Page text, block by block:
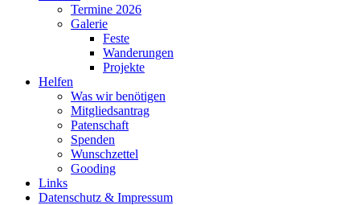
Termine 2026
Galerie
Feste
Wanderungen
Projekte
Helfen
Was wir benötigen
Mitgliedsantrag
Patenschaft
Spenden
Wunschzettel
Gooding
Links
Datenschutz & Impressum